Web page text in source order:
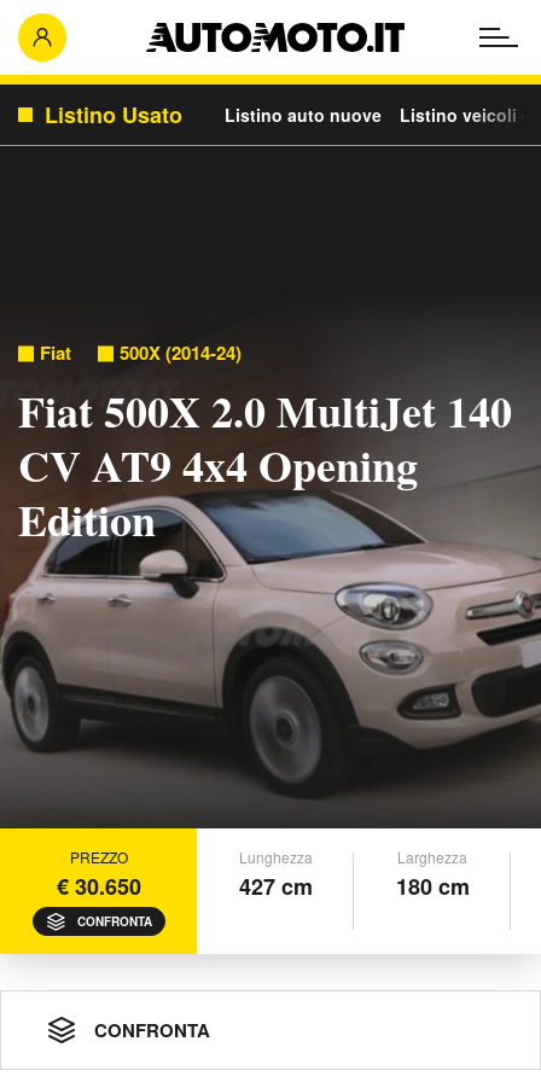
Listino Usato Listino auto nuove Listino veicoli
Fiat 500X (2014-24)
Fiat 500X 2.0 MultiJet 140
CV AT9 4x4 Opening
Edition
PREZZO
€ 30.650
CONFRONTA
Lunghezza
427 cm
Larghezza
180 cm
CONFRONTA